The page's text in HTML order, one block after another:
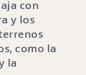
con
y los
como la
la